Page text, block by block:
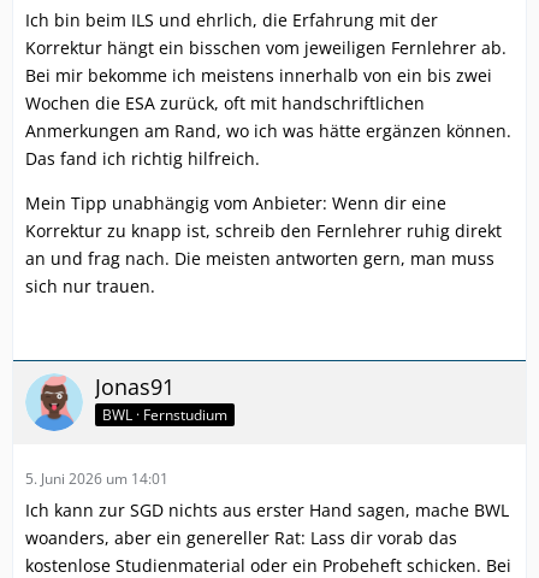
Ich bin beim ILS und ehrlich, die Erfahrung mit der
Korrektur hängt ein bisschen vom jeweiligen Fernlehrer ab.
Bei mir bekomme ich meistens innerhalb von ein bis zwei
Wochen die ESA zurück, oft mit handschriftlichen
Anmerkungen am Rand, wo ich was hätte ergänzen können.
Das fand ich richtig hilfreich.
Mein Tipp unabhängig vom Anbieter: Wenn dir eine
Korrektur zu knapp ist, schreib den Fernlehrer ruhig direkt
an und frag nach. Die meisten antworten gern, man muss
sich nur trauen.
Jonas91
BWL · Fernstudium
5. Juni 2026 um 14:01
Ich kann zur SGD nichts aus erster Hand sagen, mache BWL
woanders, aber ein genereller Rat: Lass dir vorab das
kostenlose Studienmaterial oder ein Probeheft schicken. Bei